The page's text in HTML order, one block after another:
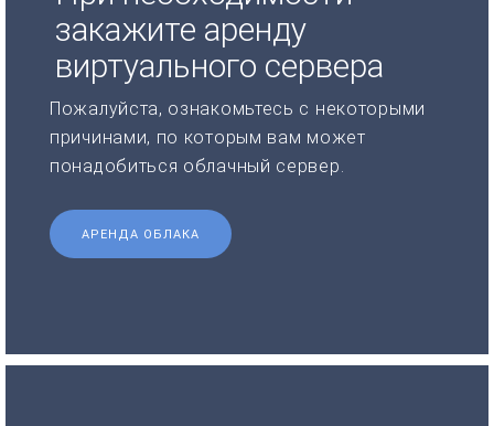
закажите аренду
виртуального сервера
Пожалуйста, ознакомьтесь с некоторыми
причинами, по которым вам может
понадобиться облачный сервер.
АРЕНДА ОБЛАКА